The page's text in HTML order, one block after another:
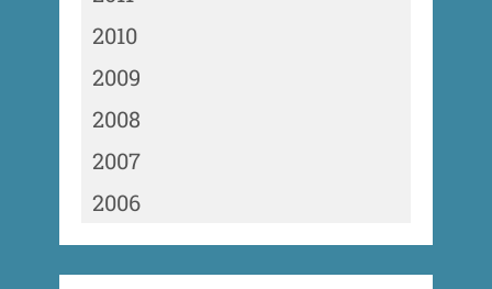
2010
2009
2008
2007
2006